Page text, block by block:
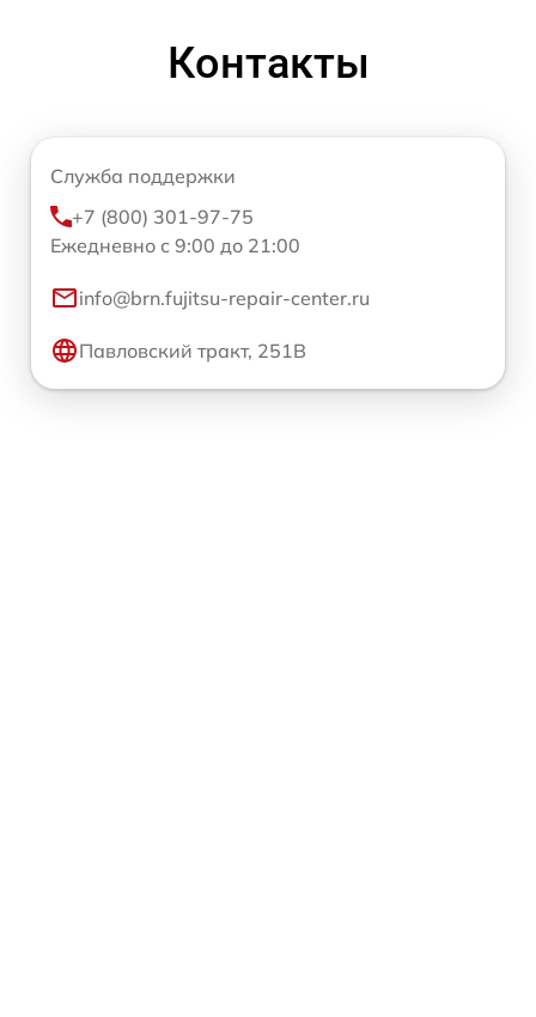
Контакты
Служба поддержки
+7 (800) 301-97-75
Ежедневно с 9:00 до 21:00
info@brn.fujitsu-repair-center.ru
Павловский тракт, 251В